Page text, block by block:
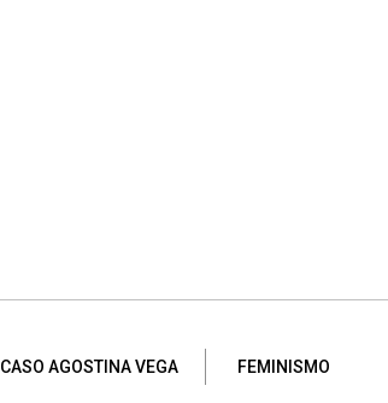
CASO AGOSTINA VEGA FEMINISMO